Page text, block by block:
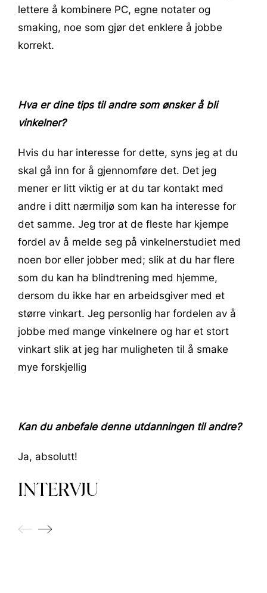
lettere å kombinere PC, egne notater og
smaking, noe som gjør det enklere å jobbe
korrekt.
Hva er dine tips til andre som ønsker å bli
vinkelner?
Hvis du har interesse for dette, syns jeg at du
skal gå inn for å gjennomføre det. Det jeg
mener er litt viktig er at du tar kontakt med
andre i ditt nærmiljø som kan ha interesse for
det samme. Jeg tror at de fleste har kjempe
fordel av å melde seg på vinkelnerstudiet med
noen bor eller jobber med; slik at du har flere
som du kan ha blindtrening med hjemme,
dersom du ikke har en arbeidsgiver med et
større vinkart. Jeg personlig har fordelen av å
jobbe med mange vinkelnere og har et stort
vinkart slik at jeg har muligheten til å smake
mye forskjellig
Kan du anbefale denne utdanningen til andre?
Ja, absolutt!
INTERVJU